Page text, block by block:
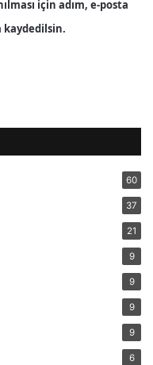
için adım, e-posta
kaydedilsin.
60
37
21
9
9
9
9
6